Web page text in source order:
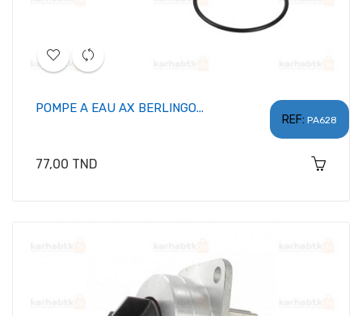
REF: PA628
POMPE A EAU AX BERLINGO...
Prix
77,00 TND